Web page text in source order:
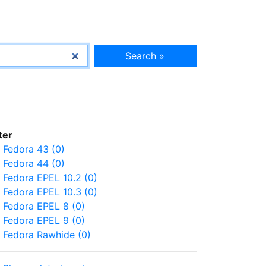
Search »
Fedora 43 (0)
Fedora 44 (0)
Fedora EPEL 10.2 (0)
Fedora EPEL 10.3 (0)
Fedora EPEL 8 (0)
Fedora EPEL 9 (0)
Fedora Rawhide (0)